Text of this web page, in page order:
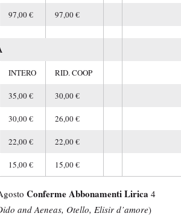
97,00 € 97,00 €
INTERO RID. COOP
35,00 € 30,00 €
30,00 € 26,00 €
22,00 € 22,00 €
15,00 € 15,00 €
Conferme Abbonamenti Lirica 4
and Aeneas, Otello, Elisir d’amore)